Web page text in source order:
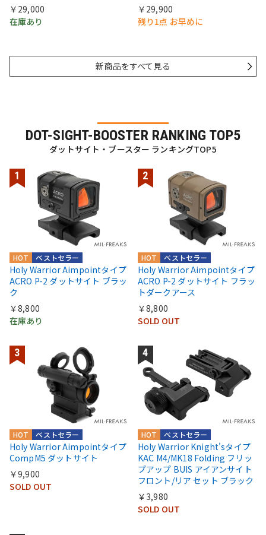
￥29,000
在庫あり
￥29,900
残り1点 お早めに
新商品をすべて見る
DOT-SIGHT-BOOSTER RANKING TOP5
ダットサイト・ブースター ランキングTOP5
ベストセラー
HOT
Holy Warrior Aimpointタイプ
ACRO P-2 ダットサイト ブラッ
ク
￥8,800
在庫あり
ベストセラー
HOT
Holy Warrior Aimpointタイプ
ACRO P-2 ダットサイト フラッ
トダークアース
￥8,800
SOLD OUT
ベストセラー
HOT
Holy Warrior Aimpointタイプ
CompM5 ダットサイト
￥9,900
SOLD OUT
ベストセラー
HOT
Holy Warrior Knight'sタイプ
KAC M4/MK18 Folding フリッ
プアップ BUIS アイアンサイト
フロント/リア セット ブラック
￥3,980
SOLD OUT